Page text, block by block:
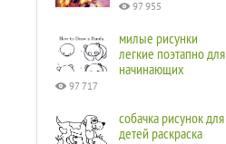
97 955
милые рисунки
легкие поэтапно для
начинающих
97 717
собачка рисунок для
детей раскраска